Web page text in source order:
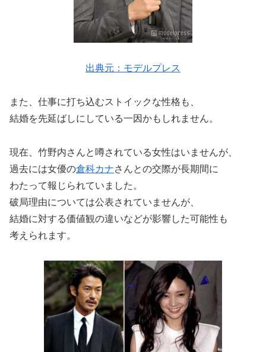
出典元：モデルプレス
また、仕事に打ち込むストイックな性格も、
結婚を先延ばしにしている一因かもしれません。
現在、竹野内さんと噂されている女性はいませんが、
過去には女優の倉科カナさんとの交際が長期間に
わたって報じられていました。
破局理由については公表されていませんが、
結婚に対する価値観の違いなどが影響した可能性も
考えられます。